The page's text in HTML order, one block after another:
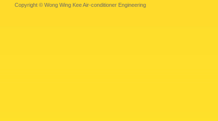
Copyright © Wong Wing Kee Air-conditioner Engineering